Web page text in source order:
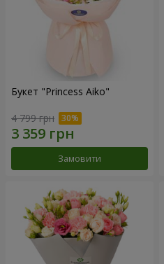
Букет "Princess Aiko"
4 799 грн
Замовити